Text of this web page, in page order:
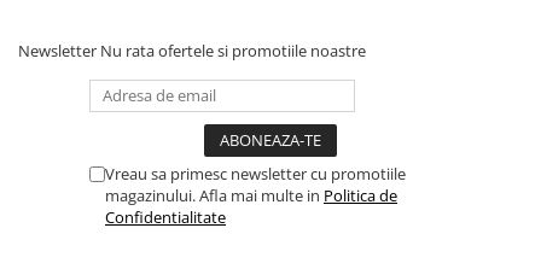
Newsletter Nu rata ofertele si promotiile noastre
Vreau sa primesc newsletter cu promotiile
magazinului. Afla mai multe in Politica de
Confidentialitate